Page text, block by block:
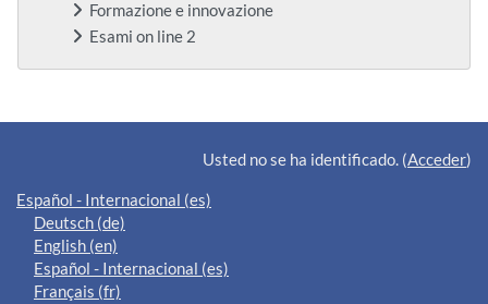
Formazione e innovazione
Esami on line 2
Bloques suplementarios
Usted no se ha identificado. (Acceder)
Español - Internacional ‎(es)‎
Deutsch ‎(de)‎
English ‎(en)‎
Español - Internacional ‎(es)‎
Français ‎(fr)‎